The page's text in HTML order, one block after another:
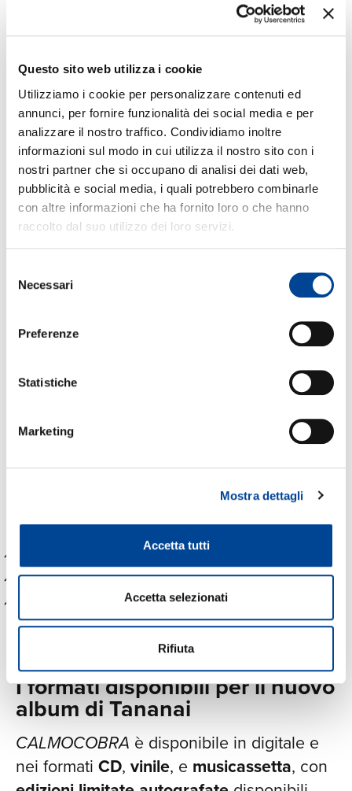
Questo sito web utilizza i cookie
Utilizziamo i cookie per personalizzare contenuti ed
annunci, per fornire funzionalità dei social media e per
analizzare il nostro traffico. Condividiamo inoltre
informazioni sul modo in cui utilizza il nostro sito con i
nostri partner che si occupano di analisi dei dati web,
pubblicità e social media, i quali potrebbero combinarle
con altre informazioni che ha fornito loro o che hanno
raccolto dal suo utilizzo dei loro servizi.
delNecessari
Preferenze
Statistiche
Marketing
Mostra dettagli
Accetta tutti
Accetta selezionati
Rifiuta
noti del panorama musicale italiano, tra cui
Davide Simonetta,Michelangelo, e
Okgiorgio. Con una varietà di sonorità che
spaziano dal pop elettronico al rap,
CALMOCOBRAriflette le diverse influenze
musicali di Tananai. La presenza di
Annalisanel duetto "Storie Brevi" aggiunge
profondità e versatilità al progetto,
dimostrando una fusione perfetta tra le due
voci.
La tracklist di CALMOCOBRA
Ragni
Androne
Vaniglia
Nessun Confine
Margherita
I formati disponibili per il nuovo
album di Tananai
CALMOCOBRA è disponibile in digitale e
nei formati CD, vinile, e musicassetta, con